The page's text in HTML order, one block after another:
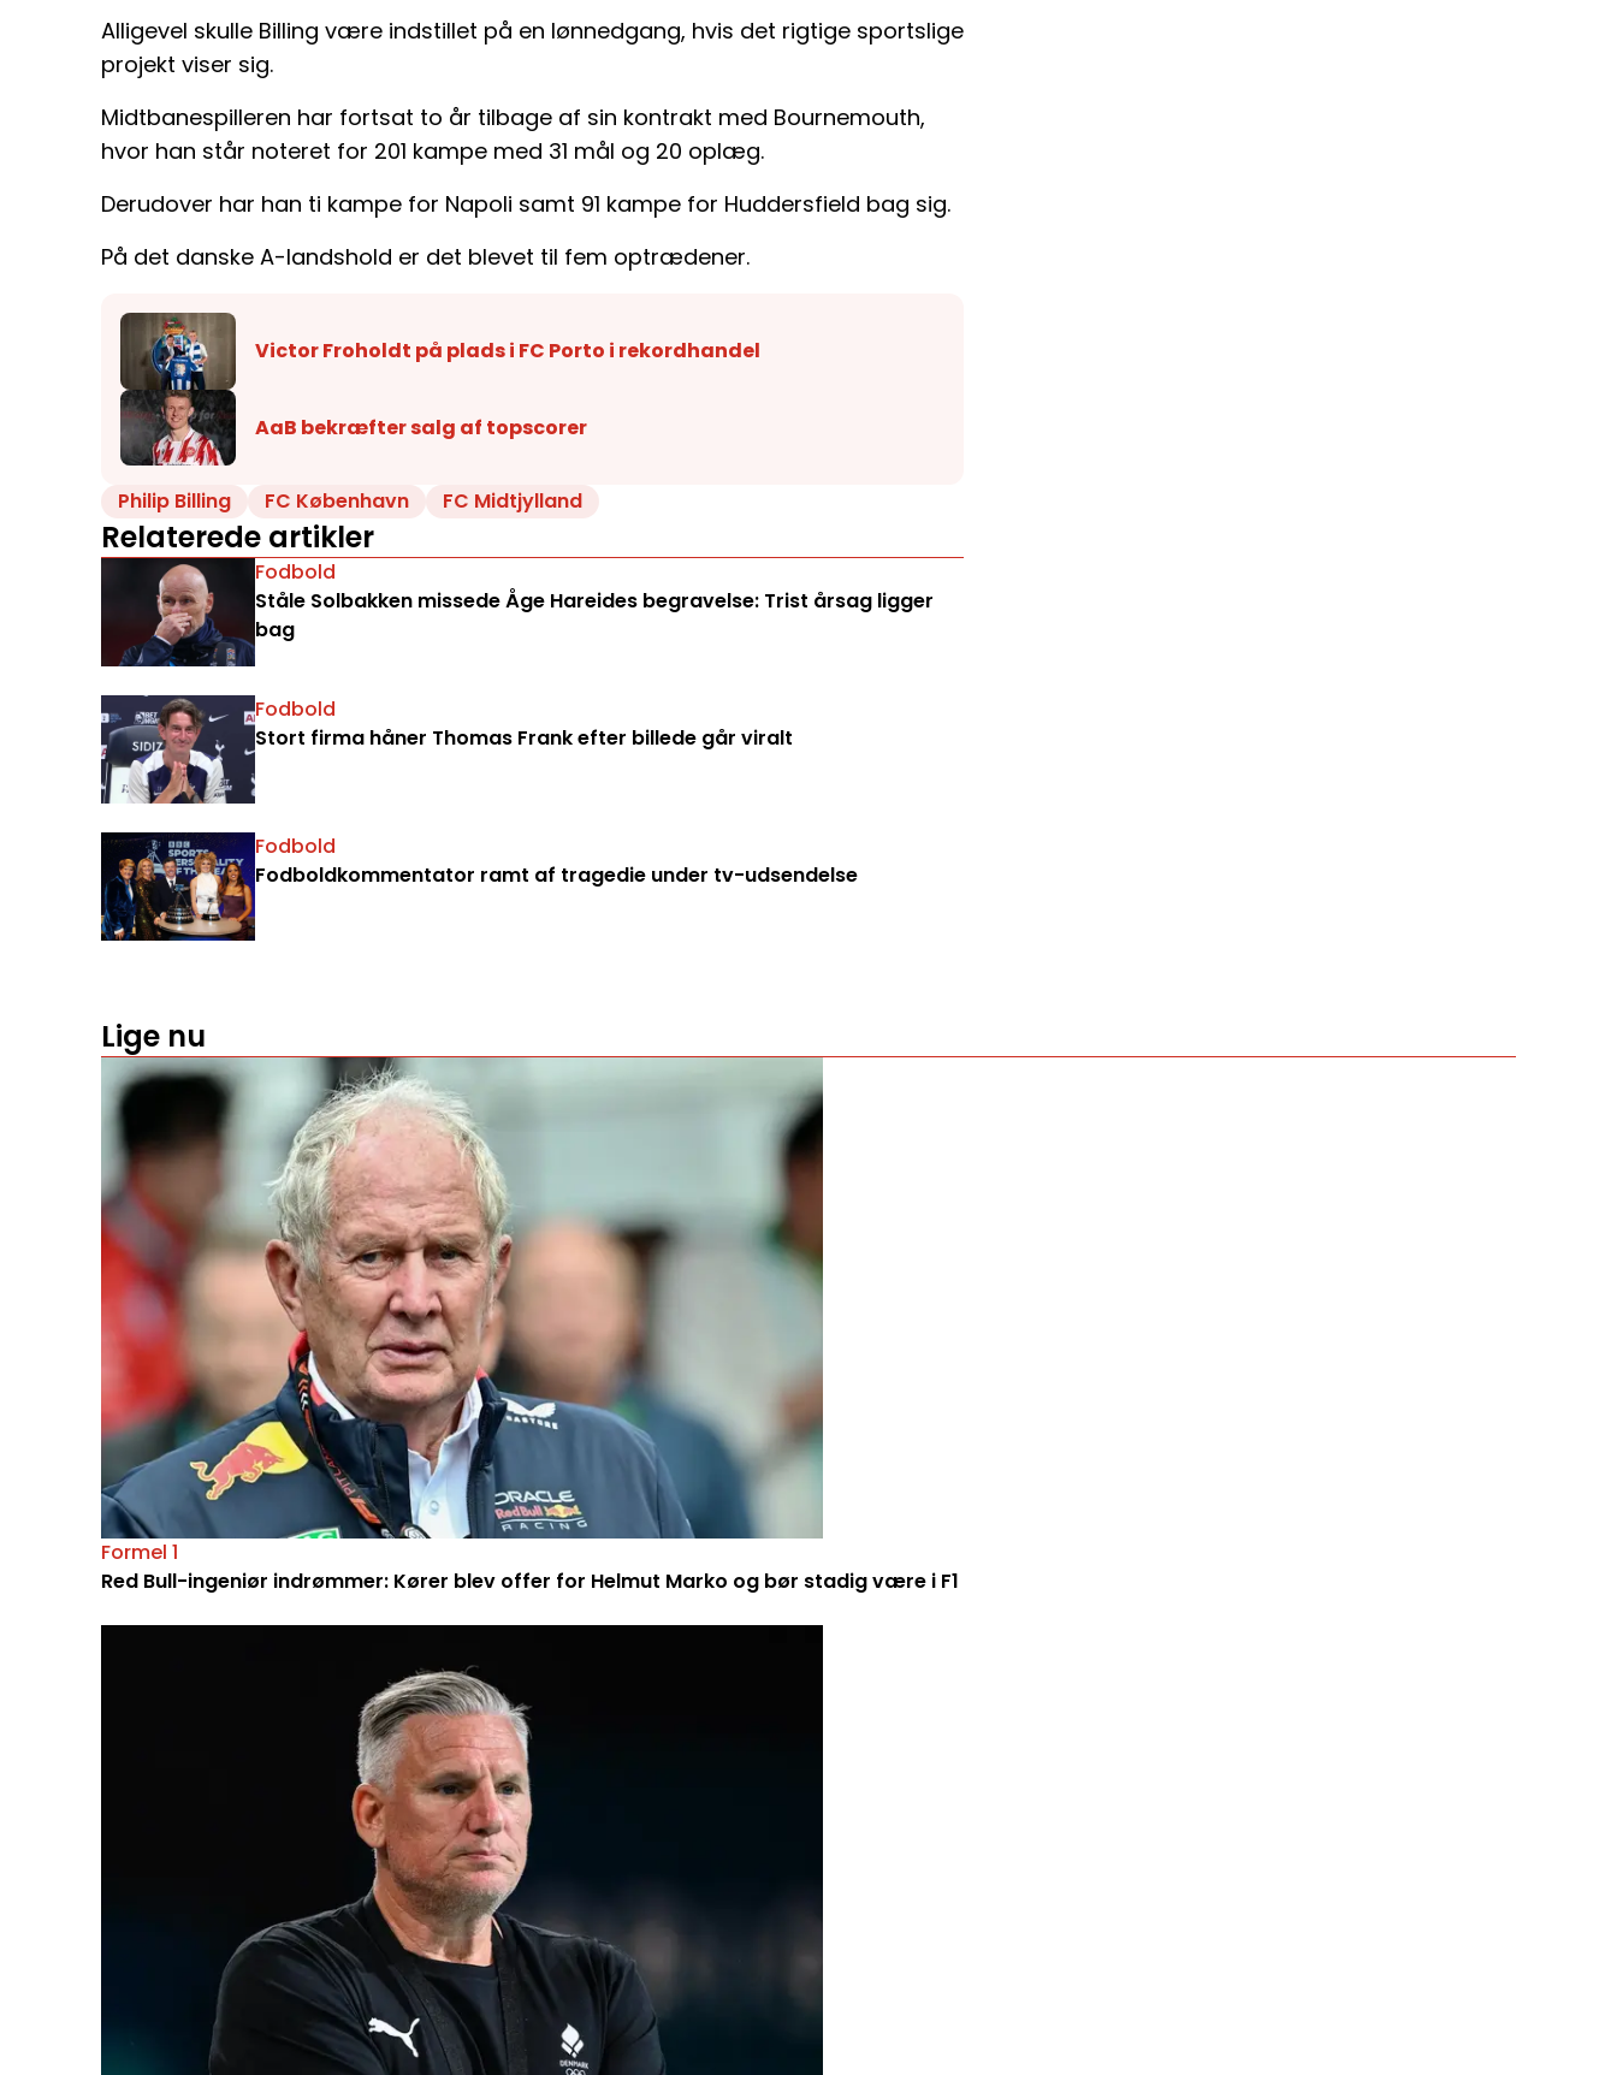
Alligevel skulle Billing være indstillet på en lønnedgang, hvis det rigtige sportslige
projekt viser sig.
Midtbanespilleren har fortsat to år tilbage af sin kontrakt med Bournemouth,
hvor han står noteret for 201 kampe med 31 mål og 20 oplæg.
Derudover har han ti kampe for Napoli samt 91 kampe for Huddersfield bag sig.
På det danske A-landshold er det blevet til fem optrædener.
Victor Froholdt på plads i FC Porto i rekordhandel
AaB bekræfter salg af topscorer
Philip Billing FC København FC Midtjylland
Relaterede artikler
Fodbold
Ståle Solbakken missede Åge Hareides begravelse: Trist årsag ligger
bag
Fodbold
Stort firma håner Thomas Frank efter billede går viralt
Fodbold
Fodboldkommentator ramt af tragedie under tv-udsendelse
Lige nu
Formel 1
Red Bull-ingeniør indrømmer: Kører blev offer for Helmut Marko og bør stadig være i F1